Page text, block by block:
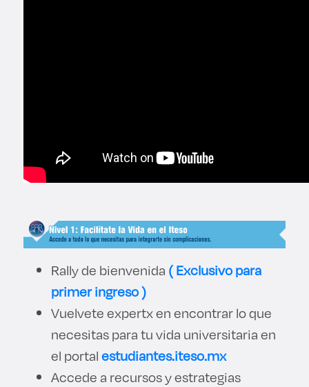
Rally de bienvenida ( Exclusivo para
primer ingreso )
Vuelvete expertx en encontrar lo que
necesitas para tu vida universitaria en
el portalestudiantes.iteso.mx
Accede a recursos y estrategias